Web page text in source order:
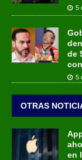
5
de
5
OTRAS
en